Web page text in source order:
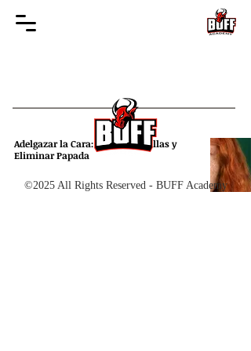
Adelgazar la Cara: Reducir Mejillas y
Eliminar Papada
©2025 All Rights Reserved - BUFF Academy